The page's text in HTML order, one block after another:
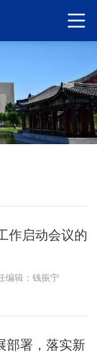
作启动会议的
编辑：钱振宁
部署，落实新